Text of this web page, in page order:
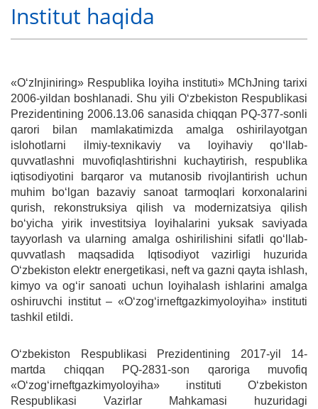
Institut haqida
«O‘zInjiniring» Respublika loyiha instituti» MChJning tarixi
2006-yildan boshlanadi. Shu yili O‘zbekiston Respublikasi
Prezidentining 2006.13.06 sanasida chiqqan PQ-377-sonli
qarori bilan mamlakatimizda amalga oshirilayotgan
islohotlarni ilmiy-texnikaviy va loyihaviy qo‘llab-
quvvatlashni muvofiqlashtirishni kuchaytirish, respublika
iqtisodiyotini barqaror va mutanosib rivojlantirish uchun
muhim bo‘lgan bazaviy sanoat tarmoqlari korxonalarini
qurish, rekonstruksiya qilish va modernizatsiya qilish
bo‘yicha yirik investitsiya loyihalarini yuksak saviyada
tayyorlash va ularning amalga oshirilishini sifatli qo‘llab-
quvvatlash maqsadida Iqtisodiyot vazirligi huzurida
O‘zbekiston elektr energetikasi, neft va gazni qayta ishlash,
kimyo va og‘ir sanoati uchun loyihalash ishlarini amalga
oshiruvchi institut – «O‘zog‘irneftgazkimyoloyiha» instituti
tashkil etildi.
O‘zbekiston Respublikasi Prezidentining 2017-yil 14-
martda chiqqan PQ-2831-son qaroriga muvofiq
«Oʻzogʻirneftgazkimyoloyiha» instituti Oʻzbekiston
Respublikasi Vazirlar Mahkamasi huzuridagi